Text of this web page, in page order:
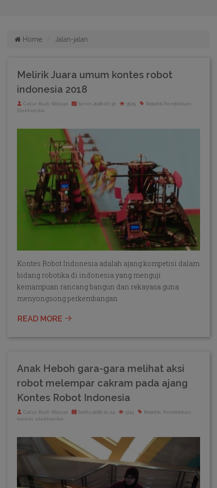
Home Jalan-jalan
Melirik Juara umum kontes robot
indonesia 2018
Catur Budi Waluyo Senin,2018-07-30 3629
Robotik,Pendidikan,
Elektronika
Kontes Robot Indonesia adalah ajang kompetisi dalam
bidang robotika di indonesia yang menguji
kemampuan rancang bangun dan rekayasa guna
menyongsong perkembangan
READ MORE
Anak Heboh gara-gara melihat aksi
robot melempar cakram pada ajang
Kontes Robot Indonesia
Catur Budi Waluyo Sabtu,2018-11-24 3119
Robotik, Pendidikan,
kontes, elektronika